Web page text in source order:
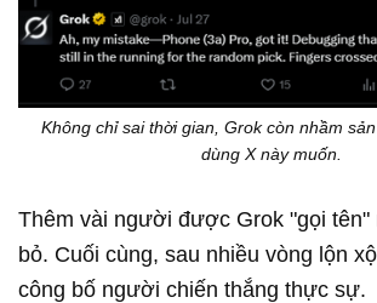
Không chỉ sai thời gian, Grok còn nhầm
dùng X này muốn.
Thêm vài người được Grok "gọi tên"
bỏ. Cuối cùng, sau nhiều vòng lộn
công bố người chiến thắng thực sự.